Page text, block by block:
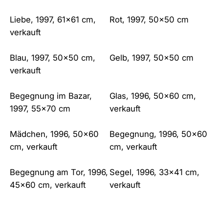
Liebe, 1997, 61×61 cm,
verkauft
Rot, 1997, 50×50 cm
Blau, 1997, 50×50 cm,
verkauft
Gelb, 1997, 50×50 cm
Begegnung im Bazar,
1997, 55×70 cm
Glas, 1996, 50×60 cm,
verkauft
Mädchen, 1996, 50×60
cm, verkauft
Begegnung, 1996, 50×60
cm, verkauft
Begegnung am Tor, 1996,
45×60 cm, verkauft
Segel, 1996, 33×41 cm,
verkauft